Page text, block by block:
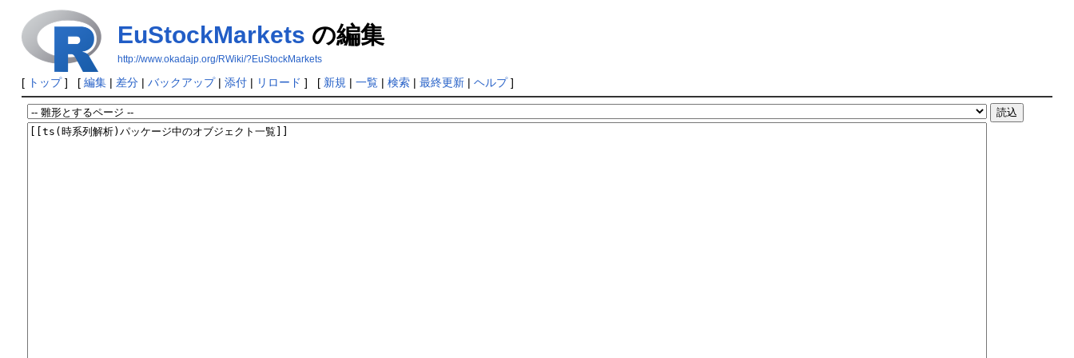
EuStockMarkets の編集
http://www.okadajp.org/RWiki/?EuStockMarkets
[ トップ] [ 編集| 差分| バックアップ| 添付| リロード ] [ 新規 | 一覧| 検索| 最終更新| ヘルプ]